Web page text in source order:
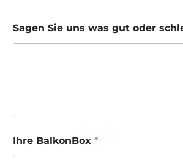
Sagen Sie uns was gut oder
Ihre BalkonBox *